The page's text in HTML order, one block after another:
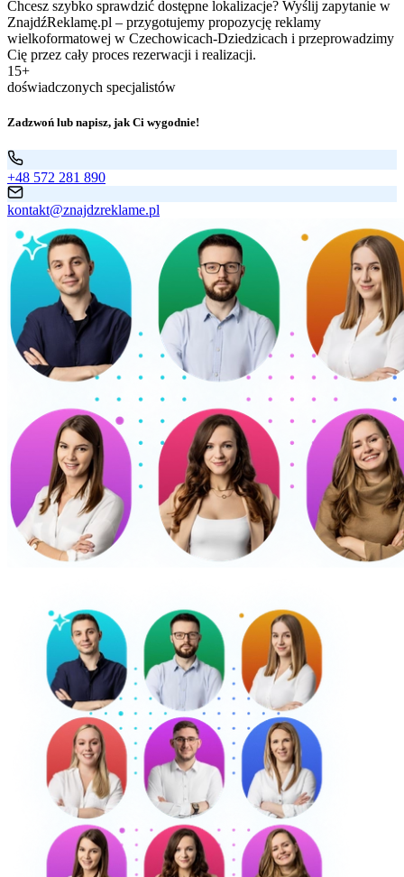
Chcesz szybko sprawdzić dostępne lokalizacje? Wyślij zapytanie w
ZnajdźReklamę.pl – przygotujemy propozycję reklamy
wielkoformatowej w Czechowicach-Dziedzicach i przeprowadzimy
Cię przez cały proces rezerwacji i realizacji.
15+
doświadczonych specjalistów
Zadzwoń lub napisz, jak Ci wygodnie!
+48 572 281 890
kontakt@znajdzreklame.pl